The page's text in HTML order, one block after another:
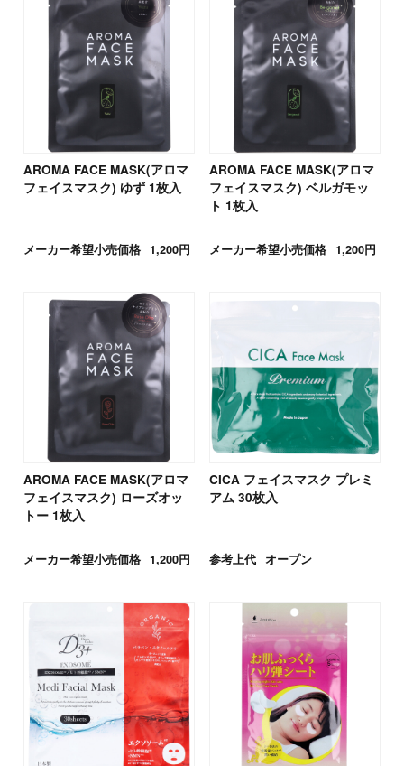
AROMA FACE MASK(アロマ
フェイスマスク) ゆず 1枚入
メーカー希望小売価格 1,200円
AROMA FACE MASK(アロマ
フェイスマスク) ベルガモッ
ト 1枚入
メーカー希望小売価格 1,200円
AROMA FACE MASK(アロマ
フェイスマスク) ローズオッ
トー 1枚入
メーカー希望小売価格 1,200円
CICA フェイスマスク プレミ
アム 30枚入
参考上代 オープン